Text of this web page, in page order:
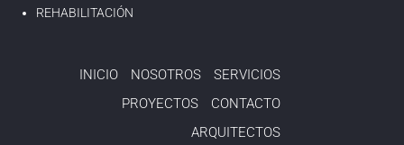
REHABILITACIÓN
INICIO NOSOTROS
SERVICIOS
PROYECTOS
CONTACTO
ARQUITECTOS